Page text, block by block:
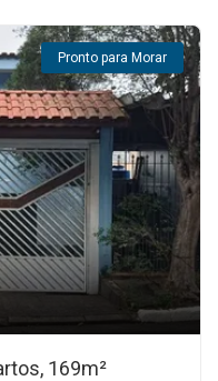
Pronto para Morar
169m²